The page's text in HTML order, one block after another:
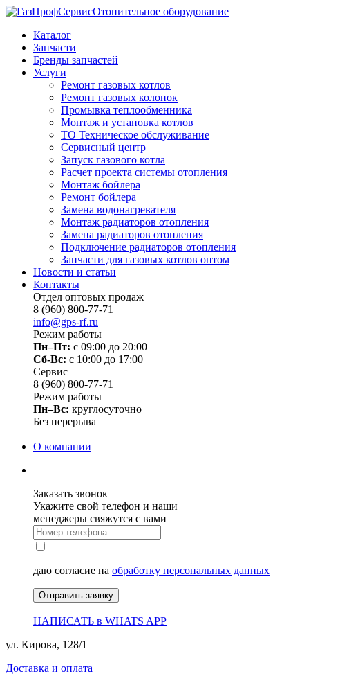
Отопительное оборудование
Каталог
Запчасти
Бренды запчастей
Услуги
Ремонт газовых котлов
Ремонт газовых колонок
Промывка теплообменника
Монтаж и установка котлов
ТО Техническое обслуживание
Сервисный центр
Запуск газового котла
Расчет проекта системы отопления
Монтаж бойлера
Ремонт бойлера
Замена водонагревателя
Монтаж радиаторов отопления
Замена радиаторов отопления
Подключение радиаторов отопления
Запчасти для газовых котлов оптом
Новости и статьи
Контакты
Отдел оптовых продаж
8 (960) 800-77-71
info@gps-rf.ru
Режим работы
Пн–Пт: с 09:00 до 20:00
Сб-Вс: c 10:00 до 17:00
Сервис
8 (960) 800-77-71
Режим работы
Пн–Вс: круглосуточно
Без перерыва
О компании
Заказать звонок
Укажите свой телефон и наши
менеджеры свяжутся с вами
даю согласие на обработку персональных данных
Отправить заявку
НАПИСАТЬ в WHATS APP
ул. Кирова, 128/1
Доставка и оплата